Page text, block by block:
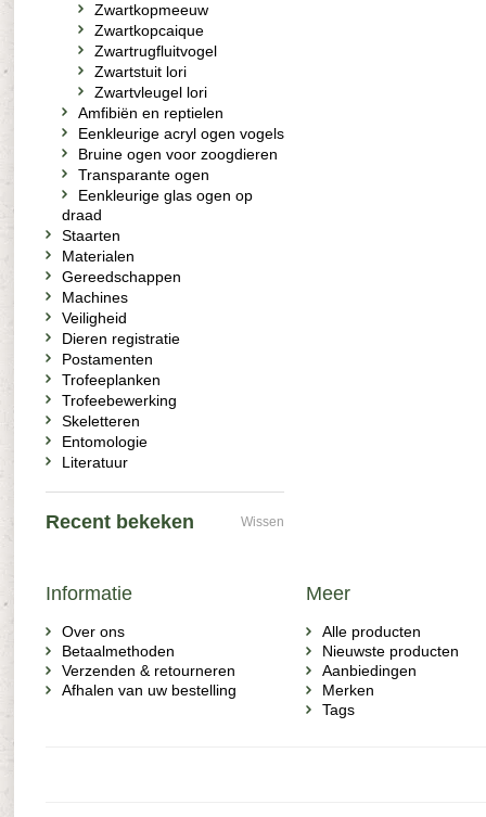
Zwartkopmeeuw
Zwartkopcaique
Zwartrugfluitvogel
Zwartstuit lori
Zwartvleugel lori
Amfibiën en reptielen
Eenkleurige acryl ogen vogels
Bruine ogen voor zoogdieren
Transparante ogen
Eenkleurige glas ogen op
draad
Staarten
Materialen
Gereedschappen
Machines
Veiligheid
Dieren registratie
Postamenten
Trofeeplanken
Trofeebewerking
Skeletteren
Entomologie
Literatuur
Recent bekeken Wissen
Informatie
Over ons
Betaalmethoden
Verzenden & retourneren
Afhalen van uw bestelling
Meer
Alle producten
Nieuwste producten
Aanbiedingen
Merken
Tags